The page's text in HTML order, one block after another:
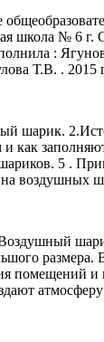
школа № 6 г.
:
Т.В. . 2015
шарик.
как
5 .
воздушных
помещений и